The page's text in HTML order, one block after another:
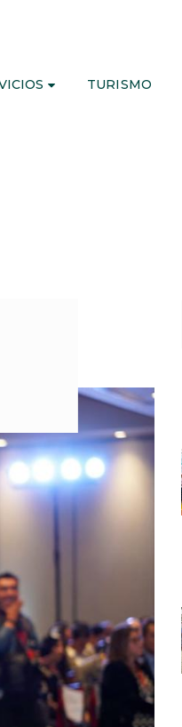
TURISMO